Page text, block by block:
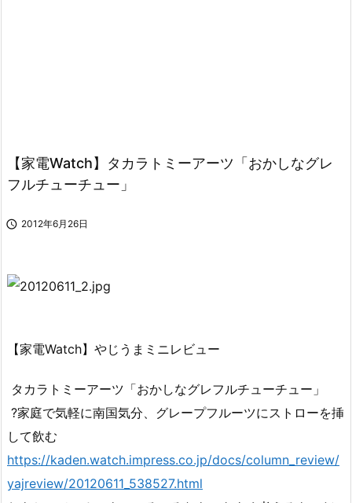
【家電Watch】タカラトミーアーツ「おかしなグレ
フルチューチュー」
 2012年6月26日
【家電Watch】やじうまミニレビュー
タカラトミーアーツ「おかしなグレフルチューチュー」
?家庭で気軽に南国気分、グレープフルーツにストローを挿
して飲む
https://kaden.watch.impress.co.jp/docs/column_review/
yajreview/20120611_538527.html